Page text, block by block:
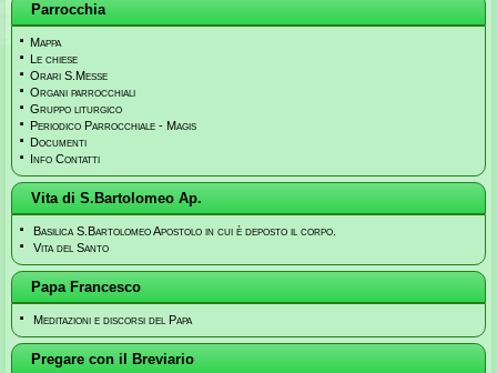
Parrocchia
Mappa
Le chiese
Orari S.Messe
Organi parrocchiali
Gruppo liturgico
Periodico Parrocchiale - Magis
Documenti
Info Contatti
Vita di S.Bartolomeo Ap.
Basilica S.Bartolomeo Apostolo in cui è deposto il corpo.
Vita del Santo
Papa Francesco
Meditazioni e discorsi del Papa
Pregare con il Breviario